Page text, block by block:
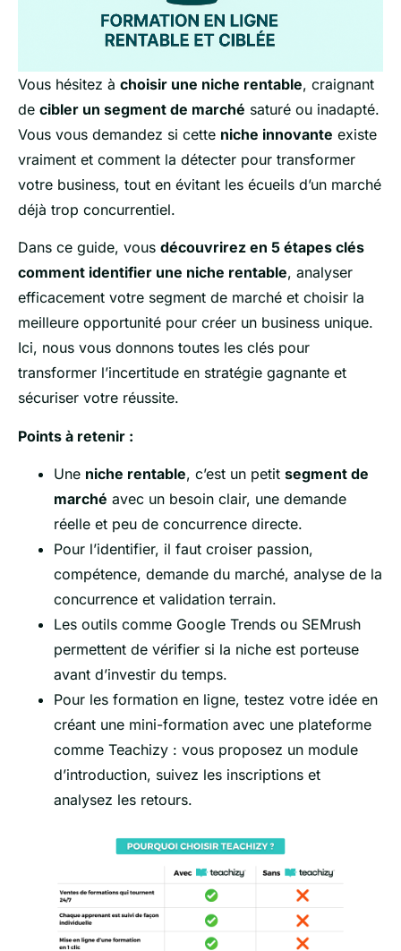
Vous hésitez à choisir une niche rentable, craignant
de cibler un segment de marché saturé ou inadapté.
Vous vous demandez si cette niche innovante existe
vraiment et comment la détecter pour transformer
votre business, tout en évitant les écueils d’un marché
déjà trop concurrentiel.
Dans ce guide, vous découvrirez en 5 étapes clés
comment identifier une niche rentable, analyser
efficacement votre segment de marché et choisir la
meilleure opportunité pour créer un business unique.
Ici, nous vous donnons toutes les clés pour
transformer l’incertitude en stratégie gagnante et
sécuriser votre réussite.
Points à retenir :
Une niche rentable, c’est un petit segment de
marché avec un besoin clair, une demande
réelle et peu de concurrence directe.
Pour l’identifier, il faut croiser passion,
compétence, demande du marché, analyse de la
concurrence et validation terrain.
Les outils comme Google Trends ou SEMrush
permettent de vérifier si la niche est porteuse
avant d’investir du temps.
Pour les formation en ligne, testez votre idée en
créant une mini-formation avec une plateforme
comme Teachizy : vous proposez un module
d’introduction, suivez les inscriptions et
analysez les retours.